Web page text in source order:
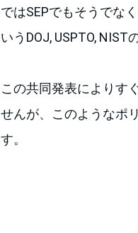
ではSEPでもそうでな
いうDOJ, USPTO, NIST
この共同発表によりす
せんが、このようなポ
す。